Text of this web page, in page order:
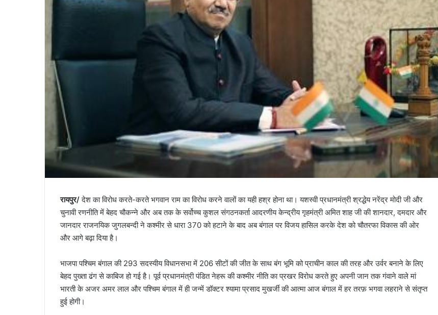
रायपुर/देश का विरोध करते-करते भगवान राम का विरोध करने वालों का यही हश्र होना था। यशस्वी प्रधानमंत्री श्रद्धेय नरेंद्र मोदी जी और
चुनावी रणनीति में बेहद चौकन्ने और अब तक के सर्वोच्च कुशल संगठनकर्ता आदरणीय केन्द्रीय गृहमंत्री अमित शाह जी की शानदार, दमदार और
जानदार राजनयिक जुगलबन्दी ने कश्मीर से धारा 370 को हटाने के बाद अब बंगाल पर विजय हासिल करके देश को चौतरफा विकास की ओर
और आगे बढ़ा दिया है।
भाजपा पश्चिम बंगाल की 293 सदस्यीय विधानसभा में 206 सीटों की जीत के साथ बंग भूमि को प्राचीन काल की तरह और उर्वर बनाने के लिए
बेहद पुख्ता ढंग से काबिज हो गई है। पूर्व प्रधानमंत्री पंडित नेहरू की कश्मीर नीति का प्रखर विरोध करते हुए अपनी जान तक गंवाने वाले मां
भारती के अजर अमर लाल और पश्चिम बंगाल में ही जन्में डॉक्टर श्यामा प्रसाद मुखर्जी की आत्मा आज बंगाल में हर तरफ़ भगवा लहराने से संतृप्त
हुई होगी।